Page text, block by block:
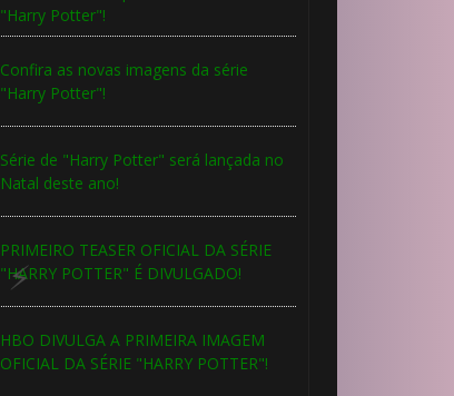
"Harry Potter"!
Confira as novas imagens da série
"Harry Potter"!
Série de "Harry Potter" será lançada no
Natal deste ano!
PRIMEIRO TEASER OFICIAL DA SÉRIE
"HARRY POTTER" É DIVULGADO!
HBO DIVULGA A PRIMEIRA IMAGEM
OFICIAL DA SÉRIE "HARRY POTTER"!